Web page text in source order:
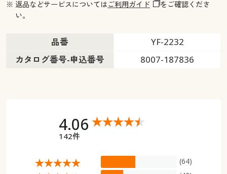
※ 返品などサービスについてはご利用ガイド
をご確認くださ
い。
品番
YF-2232
カタログ番号-申込番号
8007-187836
4.06
142件
(64)